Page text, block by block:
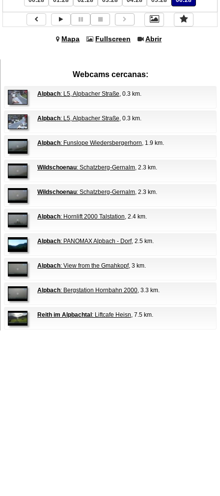
Mapa Fullscreen Abrir
Webcams cercanas:
Alpbach: L5, Alpbacher Straße, 0.3 km.
Alpbach: L5, Alpbacher Straße, 0.3 km.
Alpbach: Funslope Wiedersbergerhorn, 1.9 km.
Wildschoenau: Schatzberg-Gernalm, 2.3 km.
Wildschoenau: Schatzberg-Gernalm, 2.3 km.
Alpbach: Hornlift 2000 Talstation, 2.4 km.
Alpbach: PANOMAX Alpbach - Dorf, 2.5 km.
Alpbach: View from the Gmahkopf, 3 km.
Alpbach: Bergstation Hornbahn 2000, 3.3 km.
Reith im Alpbachtal: Liftcafe Heisn, 7.5 km.